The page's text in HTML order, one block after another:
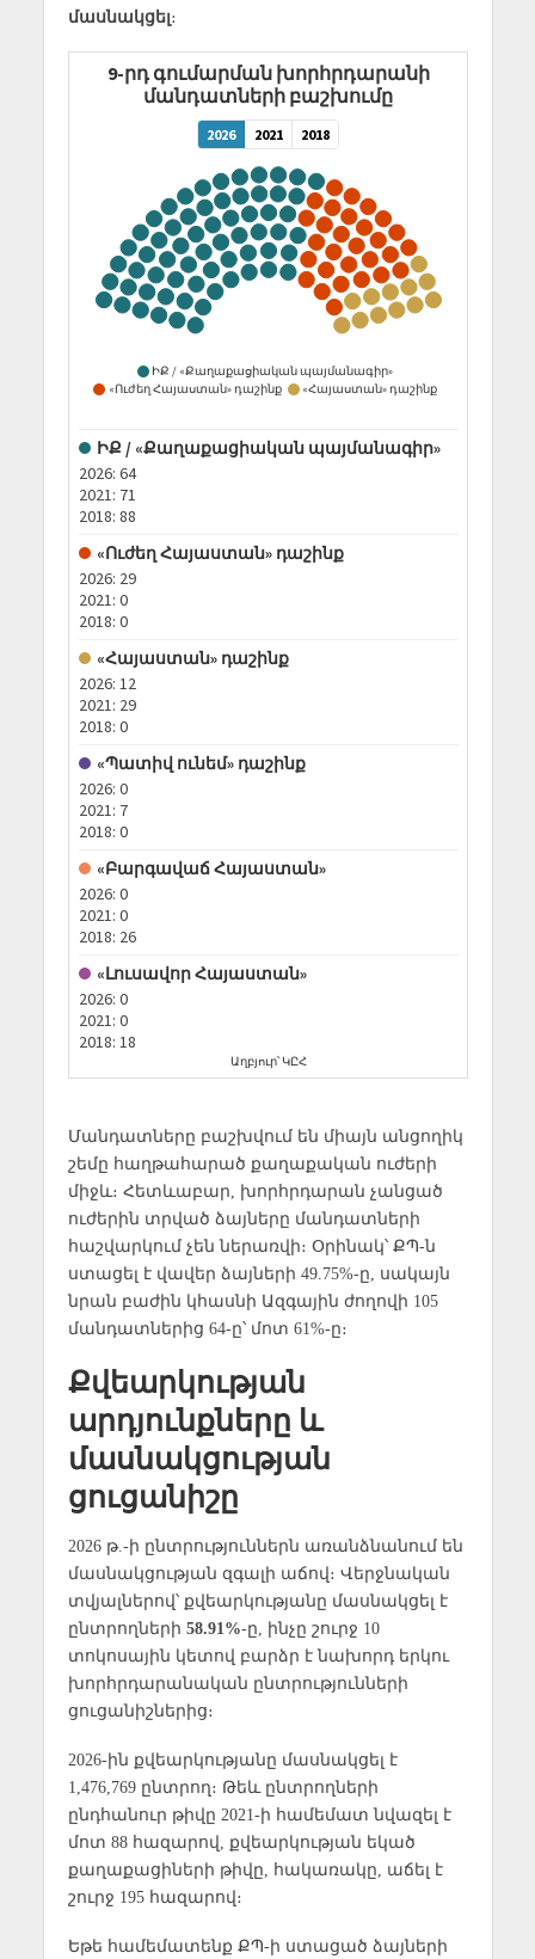
մասնակցել։
Մանդատները բաշխվում են միայն անցողիկ
շեմը հաղթահարած քաղաքական ուժերի
միջև։ Հետևաբար, խորհրդարան չանցած
ուժերին տրված ձայները մանդատների
հաշվարկում չեն ներառվի։ Օրինակ՝ ՔՊ-ն
ստացել է վավեր ձայների 49.75%-ը, սակայն
նրան բաժին կհասնի Ազգային ժողովի 105
մանդատներից 64-ը՝ մոտ 61%-ը։
Քվեարկության
արդյունքները և
մասնակցության
ցուցանիշը
2026 թ.-ի ընտրություններն առանձնանում են
մասնակցության զգալի աճով։ Վերջնական
տվյալներով՝ քվեարկությանը մասնակցել է
ընտրողների 58.91%-ը, ինչը շուրջ 10
տոկոսային կետով բարձր է նախորդ երկու
խորհրդարանական ընտրությունների
ցուցանիշներից։
2026-ին քվեարկությանը մասնակցել է
1,476,769 ընտրող։ Թեև ընտրողների
ընդհանուր թիվը 2021-ի համեմատ նվազել է
մոտ 88 հազարով, քվեարկության եկած
քաղաքացիների թիվը, հակառակը, աճել է
շուրջ 195 հազարով։
Եթե համեմատենք ՔՊ-ի ստացած ձայների